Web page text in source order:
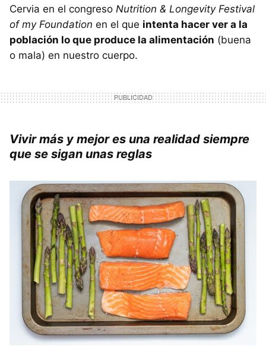
Cervia en el congreso Nutrition & Longevity Festival
of my Foundation en el que intenta hacer ver a la
población lo que produce la alimentación (buena
o mala) en nuestro cuerpo.
Vivir más y mejor es una realidad siempre
que se sigan unas reglas